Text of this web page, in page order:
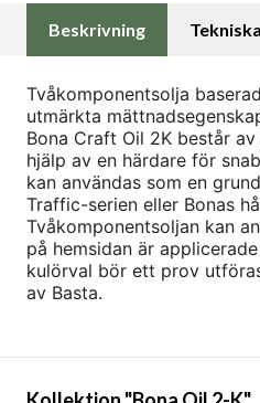
Beskrivning
Tvåkomponentsolja
utmärkta
Bona Craft Oil 2K består
hjälp av en härdare för
kan användas som en
Traffic-serien eller Bonas
Tvåkomponentsoljan kan
på hemsidan är
kulörval bör ett prov
av Basta.